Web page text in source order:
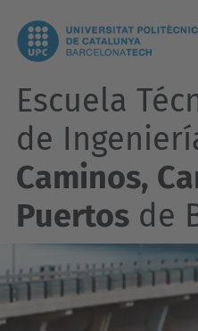
Escuela
de
Caminos,
Puertos de